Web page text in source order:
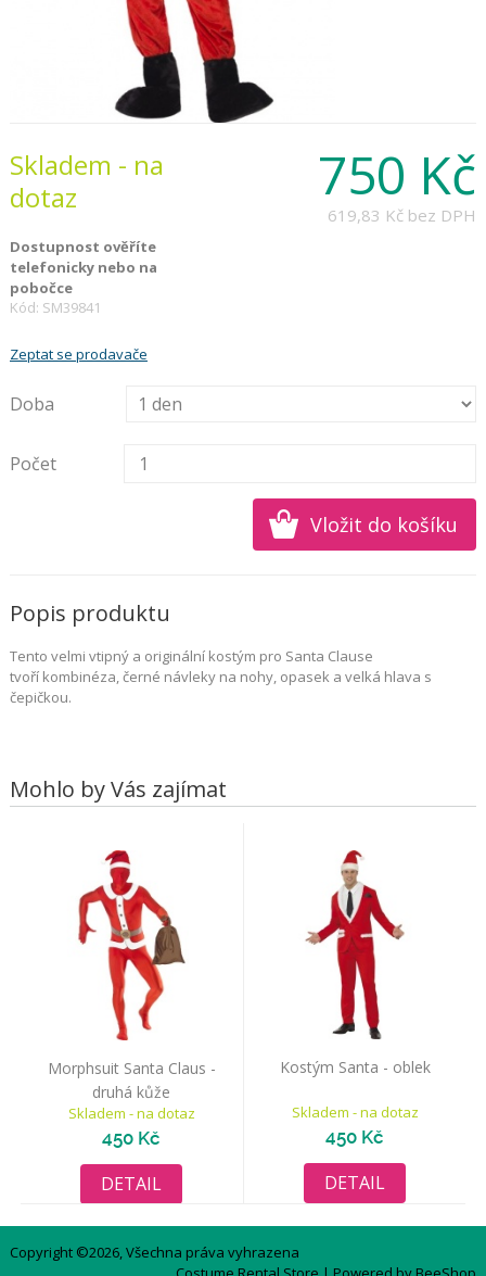
750 Kč
619,83 Kč bez DPH
Skladem - na
dotaz
Dostupnost ověříte
telefonicky nebo na
pobočce
Kód: SM39841
Zeptat se prodavače
Doba
Počet
Popis produktu
Tento velmi vtipný a originální kostým pro Santa Clause
tvoří kombinéza, černé návleky na nohy, opasek a velká hlava s
čepičkou.
Mohlo by Vás zajímat
Morphsuit Santa Claus -
druhá kůže
Skladem - na dotaz
450 Kč
DETAIL
Kostým Santa - oblek
Skladem - na dotaz
450 Kč
DETAIL
Copyright ©2026, Všechna práva vyhrazena